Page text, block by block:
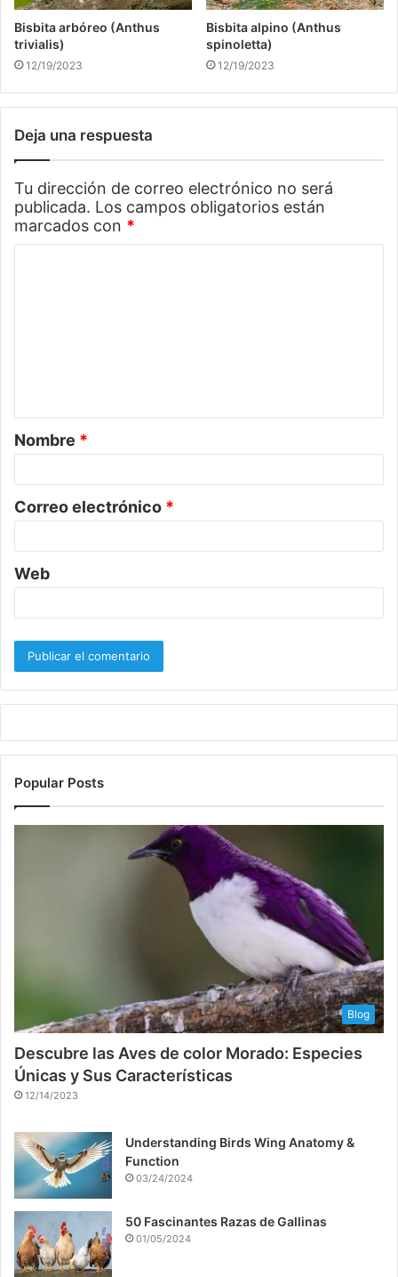
Bisbita arbóreo (Anthus
trivialis)
12/19/2023
Bisbita alpino (Anthus
spinoletta)
12/19/2023
Deja una respuesta
Tu dirección de correo electrónico no será
publicada. Los campos obligatorios están
marcados con *
a
r
o
*
Nombre *
Correo electrónico *
Web
Popular Posts
Blog
Descubre las Aves de color Morado: Especies
Únicas y Sus Características
12/14/2023
Understanding Birds Wing Anatomy &
Function
03/24/2024
50 Fascinantes Razas de Gallinas
01/05/2024